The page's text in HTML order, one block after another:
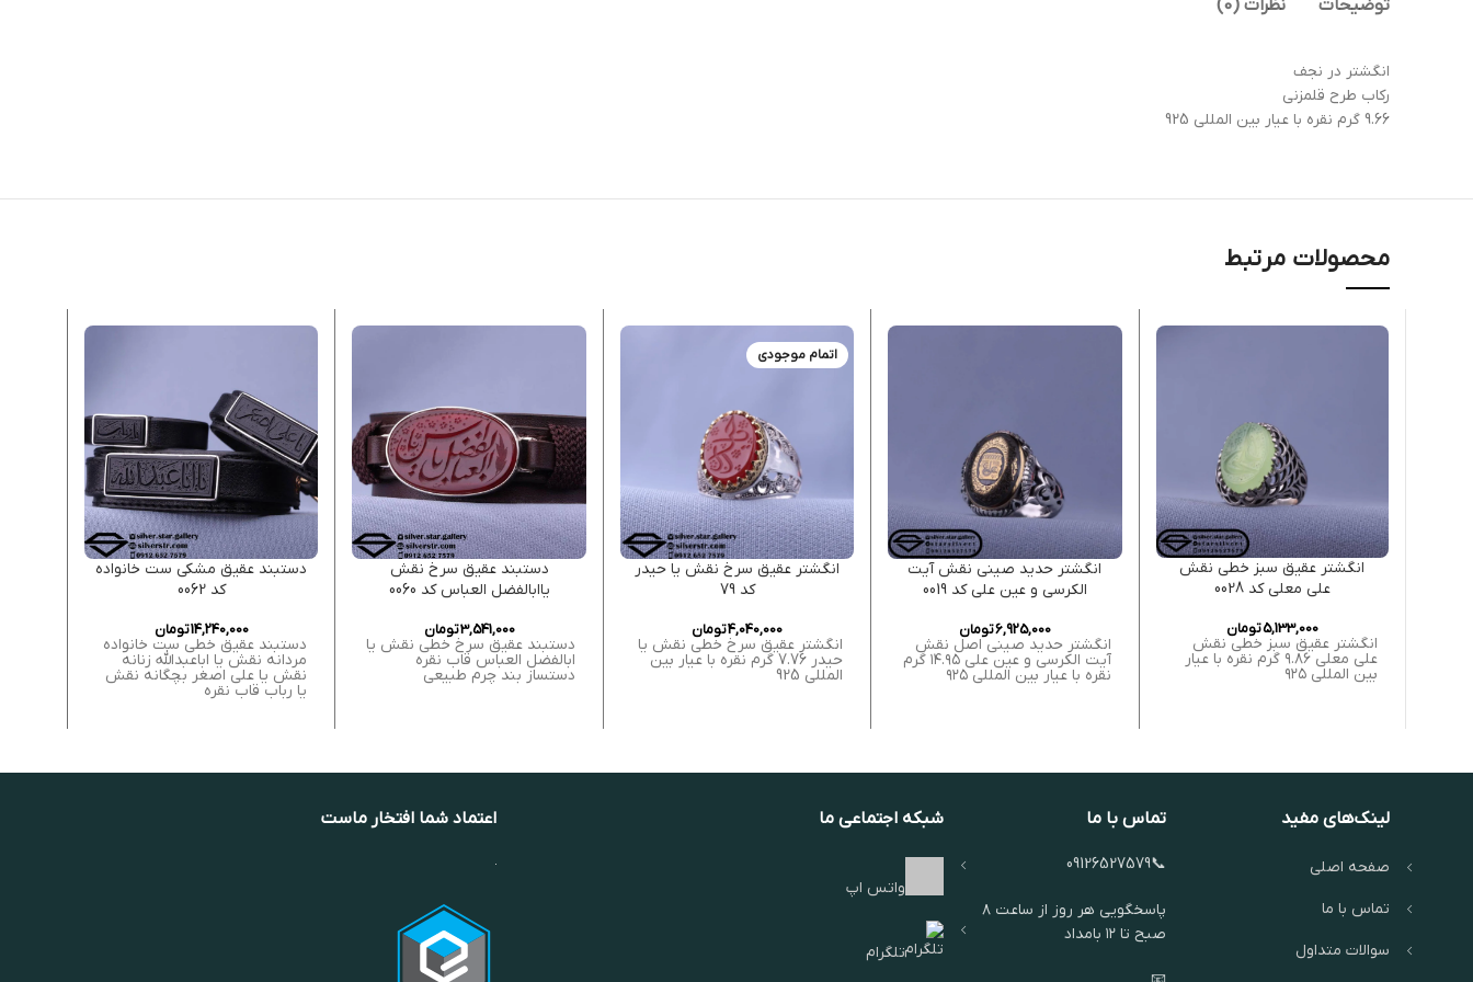
توضیحات نظرات (0)
انگشتر در نجف
رکاب طرح قلمزنی
9.66 گرم نقره با عیار بین المللی 925
محصولات مرتبط
انگشتر عقیق سبز خطی نقش
علی معلی کد 0028
5,133,000تومان
انگشتر عقیق سبز خطی نقش
علی معلی ۹.۸۶ گرم نقره با عیار
بین المللی ۹۲۵
انگشتر حدید صینی نقش آیت
الکرسی و عین علی کد 0019
6,925,000تومان
انگشتر حدید صینی اصل نقش
آیت الکرسی و عین علی ۱۴.۹۵ گرم
نقره با عیار بین المللی ۹۲۵
اتمام موجودی
انگشتر عقیق سرخ نقش یا حیدر
کد 79
4,040,000تومان
انگشتر عقیق سرخ خطی نقش یا
حیدر 7.76 گرم نقره با عیار بین
المللی 925
دستبند عقیق سرخ نقش
یاابالفضل العباس کد 0060
3,541,000تومان
دستبند عقیق سرخ خطی نقش یا
ابالفضل العباس قاب نقره
دستساز بند چرم طبیعی
دستبند عقیق مشکی ست خانواده
کد 0062
14,240,000تومان
دستبند عقیق خطی ست خانواده
مردانه نقش یا اباعبدالله زنانه
نقش یا علی اصغر بچگانه نقش
یا رباب قاب نقره
لینک‌های مفید
صفحه اصلی
تماس با ما
سوالات متداول
تماس با ما
📞09126527579
پاسخگویی هر روز از ساعت ۸
صبح تا ۱۲ بامداد
شبکه اجتماعی ما
واتس اپ
تلگرام
اعتماد شما افتخار ماست